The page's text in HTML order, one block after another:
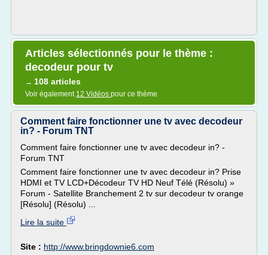
Articles sélectionnés pour le thème :
decodeur pour tv
→ 108 articles
Voir également 12 Vidéos pour ce thème
Comment faire fonctionner une tv avec decodeur
in? - Forum TNT
Comment faire fonctionner une tv avec decodeur in? -
Forum TNT
Comment faire fonctionner une tv avec decodeur in? Prise
HDMI et TV LCD+Décodeur TV HD Neuf Télé (Résolu) »
Forum - Satellite Branchement 2 tv sur decodeur tv orange
[Résolu] (Résolu) ...
Lire la suite
Site : http://www.bringdownie6.com